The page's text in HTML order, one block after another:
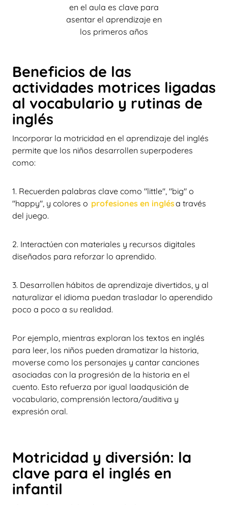
en el aula es clave para
asentar el aprendizaje en
los primeros años
Beneficios de las
actividades motrices ligadas
al vocabulario y rutinas de
inglés
Incorporar la motricidad en el aprendizaje del inglés
permite que los niños desarrollen superpoderes
como:
1. Recuerden palabras clave como "little", "big" o
"happy", y colores o profesiones en inglésa través
del juego.
2. Interactúen con materiales y recursos digitales
diseñados para reforzar lo aprendido.
3. Desarrollen hábitos de aprendizaje divertidos, y al
naturalizar el idioma puedan trasladar lo aperendido
poco a poco a su realidad.
Por ejemplo, mientras exploran los textos en inglés
para leer, los niños pueden dramatizar la historia,
moverse como los personajes y cantar canciones
asociadas con la progresión de la historia en el
cuento. Esto refuerza por igual laadqusición de
vocabulario, comprensión lectora/auditiva y
expresión oral.
Motricidad y diversión: la
clave para el inglés en
infantil